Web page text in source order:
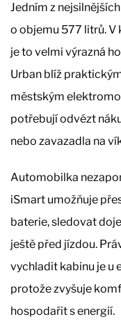
Jedním z
o objemu 577 litrů.
je to velmi výrazná
Urban blíž
městským
potřebují odvézt
nebo zavazadla na
Automobilka
iSmart umožňuje
baterie, sledovat
ještě před jízdou.
vychladit kabinu je u
protože zvyšuje
hospodařit s energií.